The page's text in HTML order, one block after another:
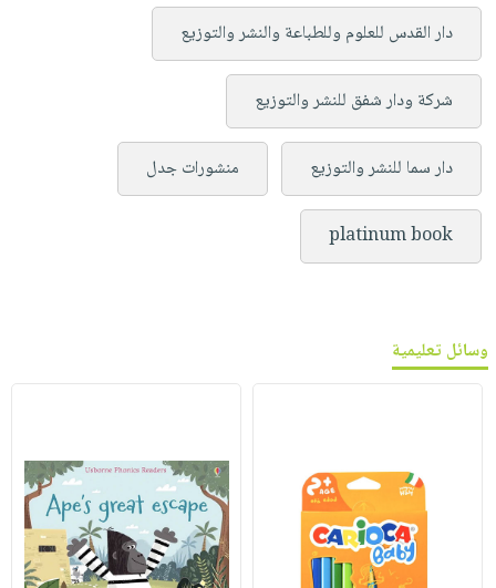
دار القدس للعلوم وللطباعة والنشر والتوزيع
شركة ودار شفق للنشر والتوزيع
دار سما للنشر والتوزيع منشورات جدل
platinum book
وسائل تعليمية